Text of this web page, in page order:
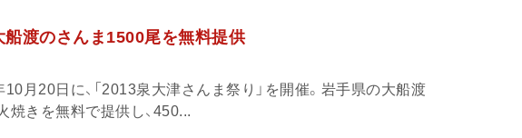
船渡のさんま1500尾を無料提供
月20日に、「2013泉大津さんま祭り」を開催。岩手県の大船渡
きを無料で提供し、450...